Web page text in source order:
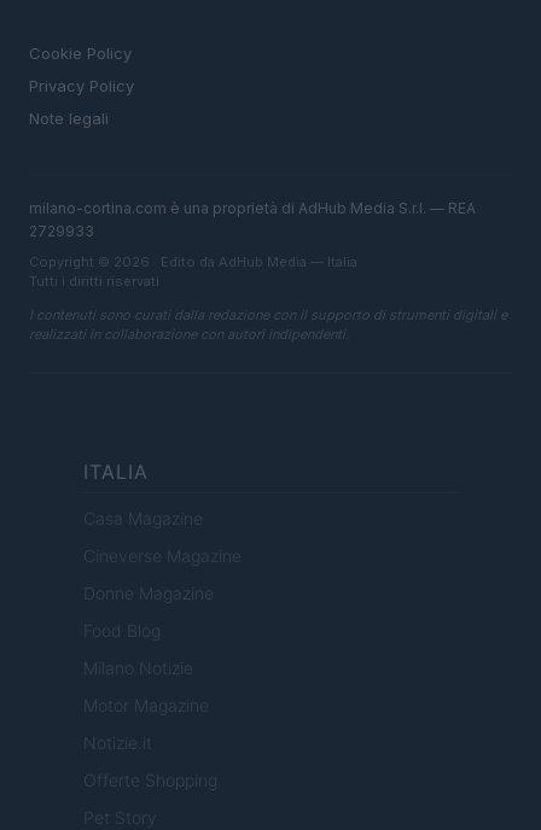
Cookie Policy
Privacy Policy
Note legali
milano-cortina.com è una proprietà di AdHub Media S.r.l. — REA
2729933
Copyright © 2026 · Edito da AdHub Media — Italia
Tutti i diritti riservati
I contenuti sono curati dalla redazione con il supporto di strumenti digitali e
realizzati in collaborazione con autori indipendenti.
ITALIA
Casa Magazine
Cineverse Magazine
Donne Magazine
Food Blog
Milano Notizie
Motor Magazine
Notizie.it
Offerte Shopping
Pet Story